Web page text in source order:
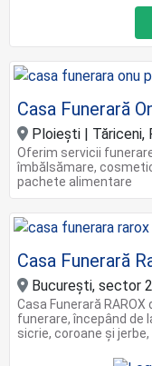
Casa Funerară
Ploiești | Tăriceni,
Oferim servicii
îmbălsămare,
pachete alimentare
Casa Funerară
Bucureşti, sector 2
Casa Funerară
funerare, începând de
sicrie, coroane și